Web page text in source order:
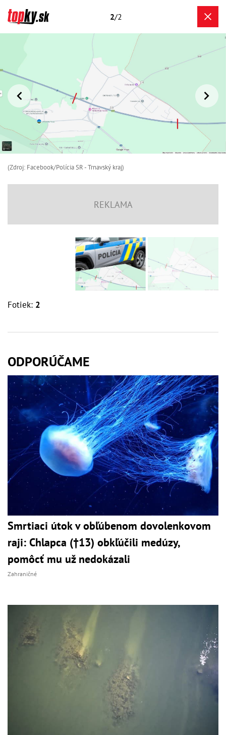
2/2
(Zdroj: Facebook/Polícia SR - Trnavský kraj )
Fotiek: 2
ODPORÚČAME
Smrtiaci útok v obľúbenom dovolenkovom
raji: Chlapca (†13) obkľúčili medúzy,
pomôcť mu už nedokázali
Zahraničné